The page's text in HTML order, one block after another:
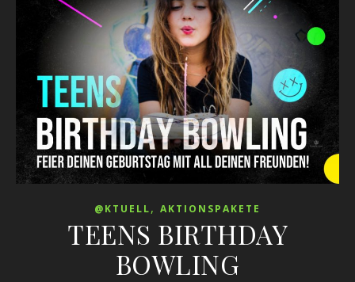
@KTUELL, AKTIONSPAKETE
TEENS BIRTHDAY
BOWLING